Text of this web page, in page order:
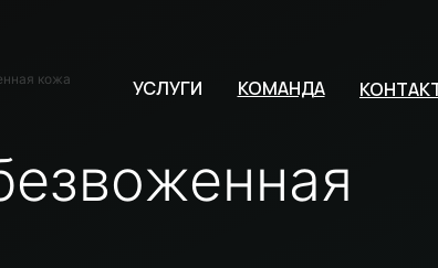
УСЛУГИ КОМАНДА
кожа